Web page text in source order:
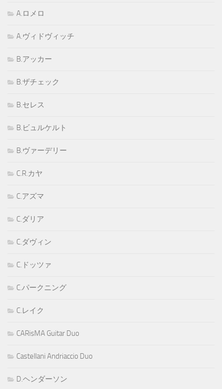
A.ロメロ
A.ヴィドヴィッチ
B.アッカー
B.ザチェック
B.セレス
B.ビュルケルト
B.ヴァーデリー
C.R.カヤ
C.アズマ
C.ダリア
C.ダヴィン
C.ドッツァ
C.パークニング
C.レイク
CARisMA Guitar Duo
Castellani Andriaccio Duo
D.ヘンダーソン